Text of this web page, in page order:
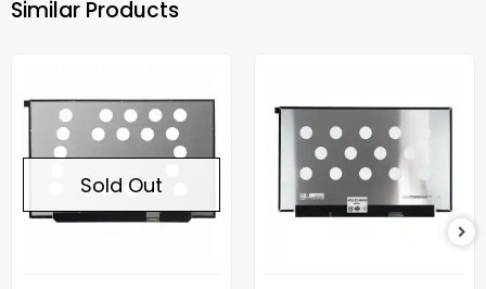
Similar Products
Sold Out